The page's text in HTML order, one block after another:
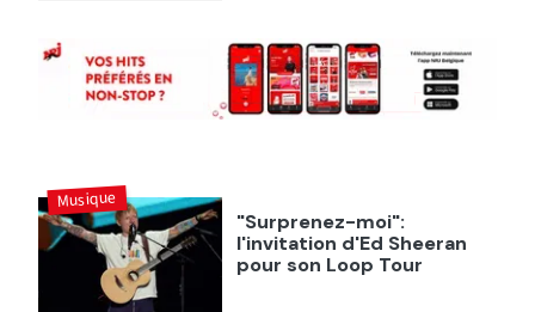
"Surprenez-moi":
l'invitation d'Ed Sheeran
pour son Loop Tour
Musique